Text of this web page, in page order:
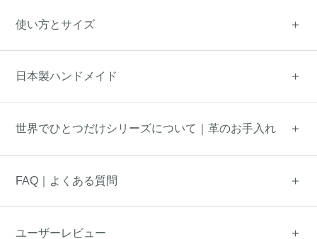
使い方とサイズ
日本製ハンドメイド
世界でひとつだけシリーズについて｜革のお手入れ
FAQ｜よくある質問
ユーザーレビュー